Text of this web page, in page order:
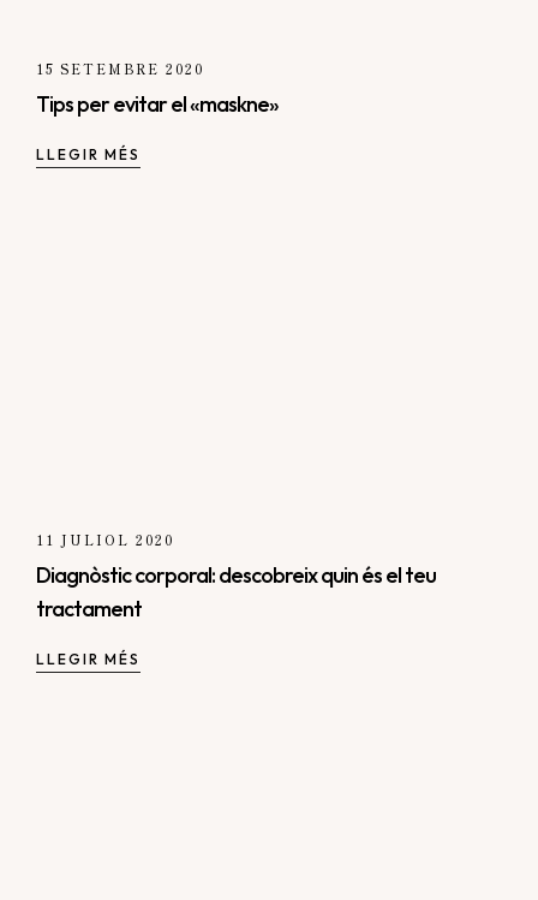
15 SETEMBRE 2020
Tips per evitar el «maskne»
LLEGIR MÉS
11 JULIOL 2020
Diagnòstic corporal: descobreix quin és el teu
tractament
LLEGIR MÉS